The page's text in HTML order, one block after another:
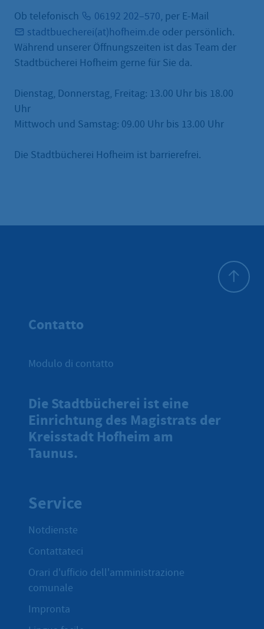
Ob telefonisch 06192 202–570, per E-Mail
stadtbuecherei(at)hofheim.de oder persönlich.
Während unserer Öffnungszeiten ist das Team der
Stadtbücherei Hofheim gerne für Sie da.
Dienstag, Donnerstag, Freitag: 13.00 Uhr bis 18.00
Uhr
Mittwoch und Samstag: 09.00 Uhr bis 13.00 Uhr
Die Stadtbücherei Hofheim ist barrierefrei.
Contatto
Modulo di contatto
Die Stadtbücherei ist eine
Einrichtung des Magistrats der
Kreisstadt Hofheim am
Taunus.
Service
Notdienste
Contattateci
Orari d'ufficio dell'amministrazione
comunale
Impronta